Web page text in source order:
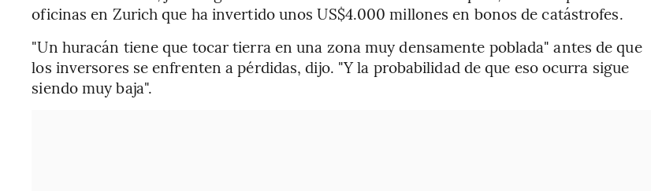
oficinas en Zurich que ha invertido unos US$4.000 millones en bonos de catástrofes.
"Un huracán tiene que tocar tierra en una zona muy densamente poblada" antes de que
los inversores se enfrenten a pérdidas, dijo. "Y la probabilidad de que eso ocurra sigue
siendo muy baja".